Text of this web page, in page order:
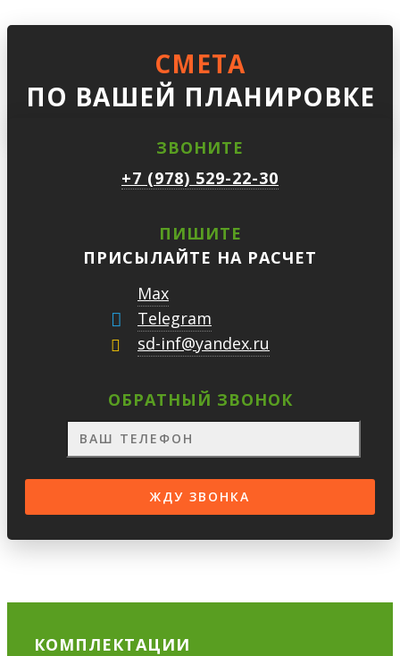
СМЕТА
ПО ВАШЕЙ ПЛАНИРОВКЕ
ЗВОНИТЕ
+7 (978) 529-22-30
ПИШИТЕ
ПРИСЫЛАЙТЕ НА РАСЧЕТ
Max
Telegram
sd-inf@yandex.ru
ОБРАТНЫЙ ЗВОНОК
КОМПЛЕКТАЦИИ